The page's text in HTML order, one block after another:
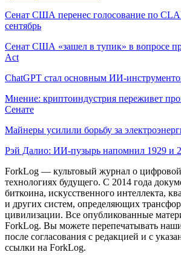
Сенат США перенес голосование по
сентябрь
Сенат США «зашел в тупик» в вопросе
Act
ChatGPT стал основным ИИ-
Мнение: криптоиндустрия переживет
Сенате
Майнеры усилили борьбу за
Рэй Далио: ИИ-пузырь напомнил 1929 и
ForkLog — культовый журнал о
технологиях будущего. С 2014 года
биткоина, искусственного интеллекта,
и других систем, определяющих
цивилизации. Все опубликованные
ForkLog. Вы можете перепечатывать
после согласования с редакцией и с
ссылки на ForkLog.